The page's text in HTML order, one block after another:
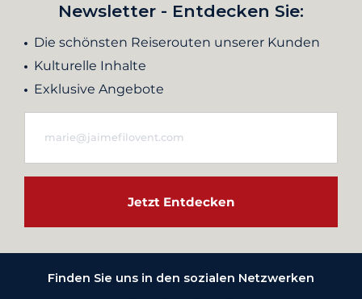
Newsletter - Entdecken Sie:
Die schönsten Reiserouten unserer Kunden
Kulturelle Inhalte
Exklusive Angebote
Jetzt Entdecken
Finden Sie uns in den sozialen Netzwerken